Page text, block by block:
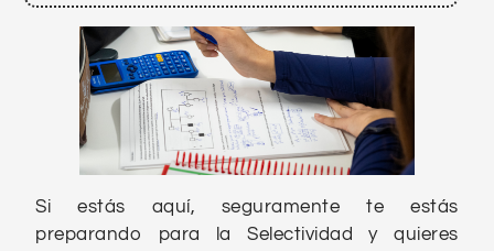
Si estás aquí, seguramente te estás
preparando para la Selectividad y quieres